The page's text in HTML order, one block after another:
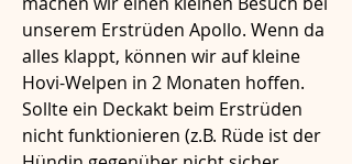
unserem Erstrüden Apollo. Wenn da
alles klappt, können wir auf kleine
Hovi-Welpen in 2 Monaten hoffen.
Sollte ein Deckakt beim Erstrüden
nicht funktionieren (z.B. Rüde ist der